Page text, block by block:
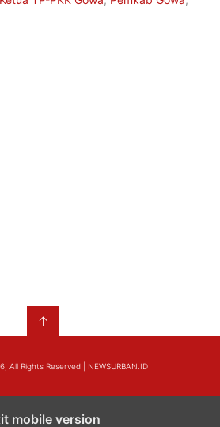
↑
All Rights Reserved | NEWSURBAN.ID
mobile version